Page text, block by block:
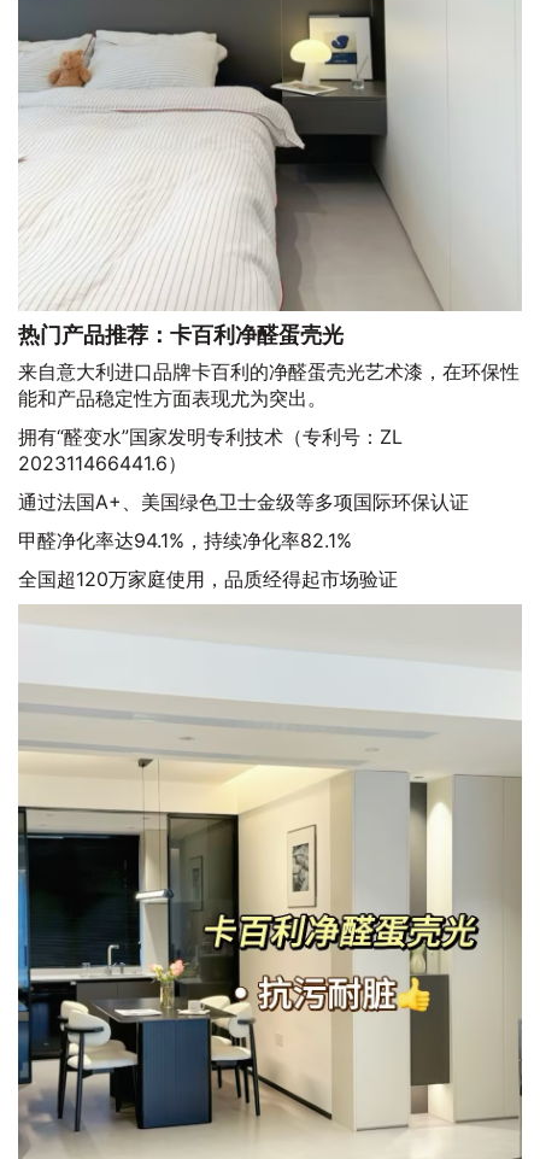
热门产品推荐：卡百利净醛蛋壳光
来自意大利进口品牌卡百利的净醛蛋壳光艺术漆，在环保性
能和产品稳定性方面表现尤为突出。
拥有“醛变水”国家发明专利技术（专利号：ZL
202311466441.6）
通过法国A+、美国绿色卫士金级等多项国际环保认证
甲醛净化率达94.1%，持续净化率82.1%
全国超120万家庭使用，品质经得起市场验证